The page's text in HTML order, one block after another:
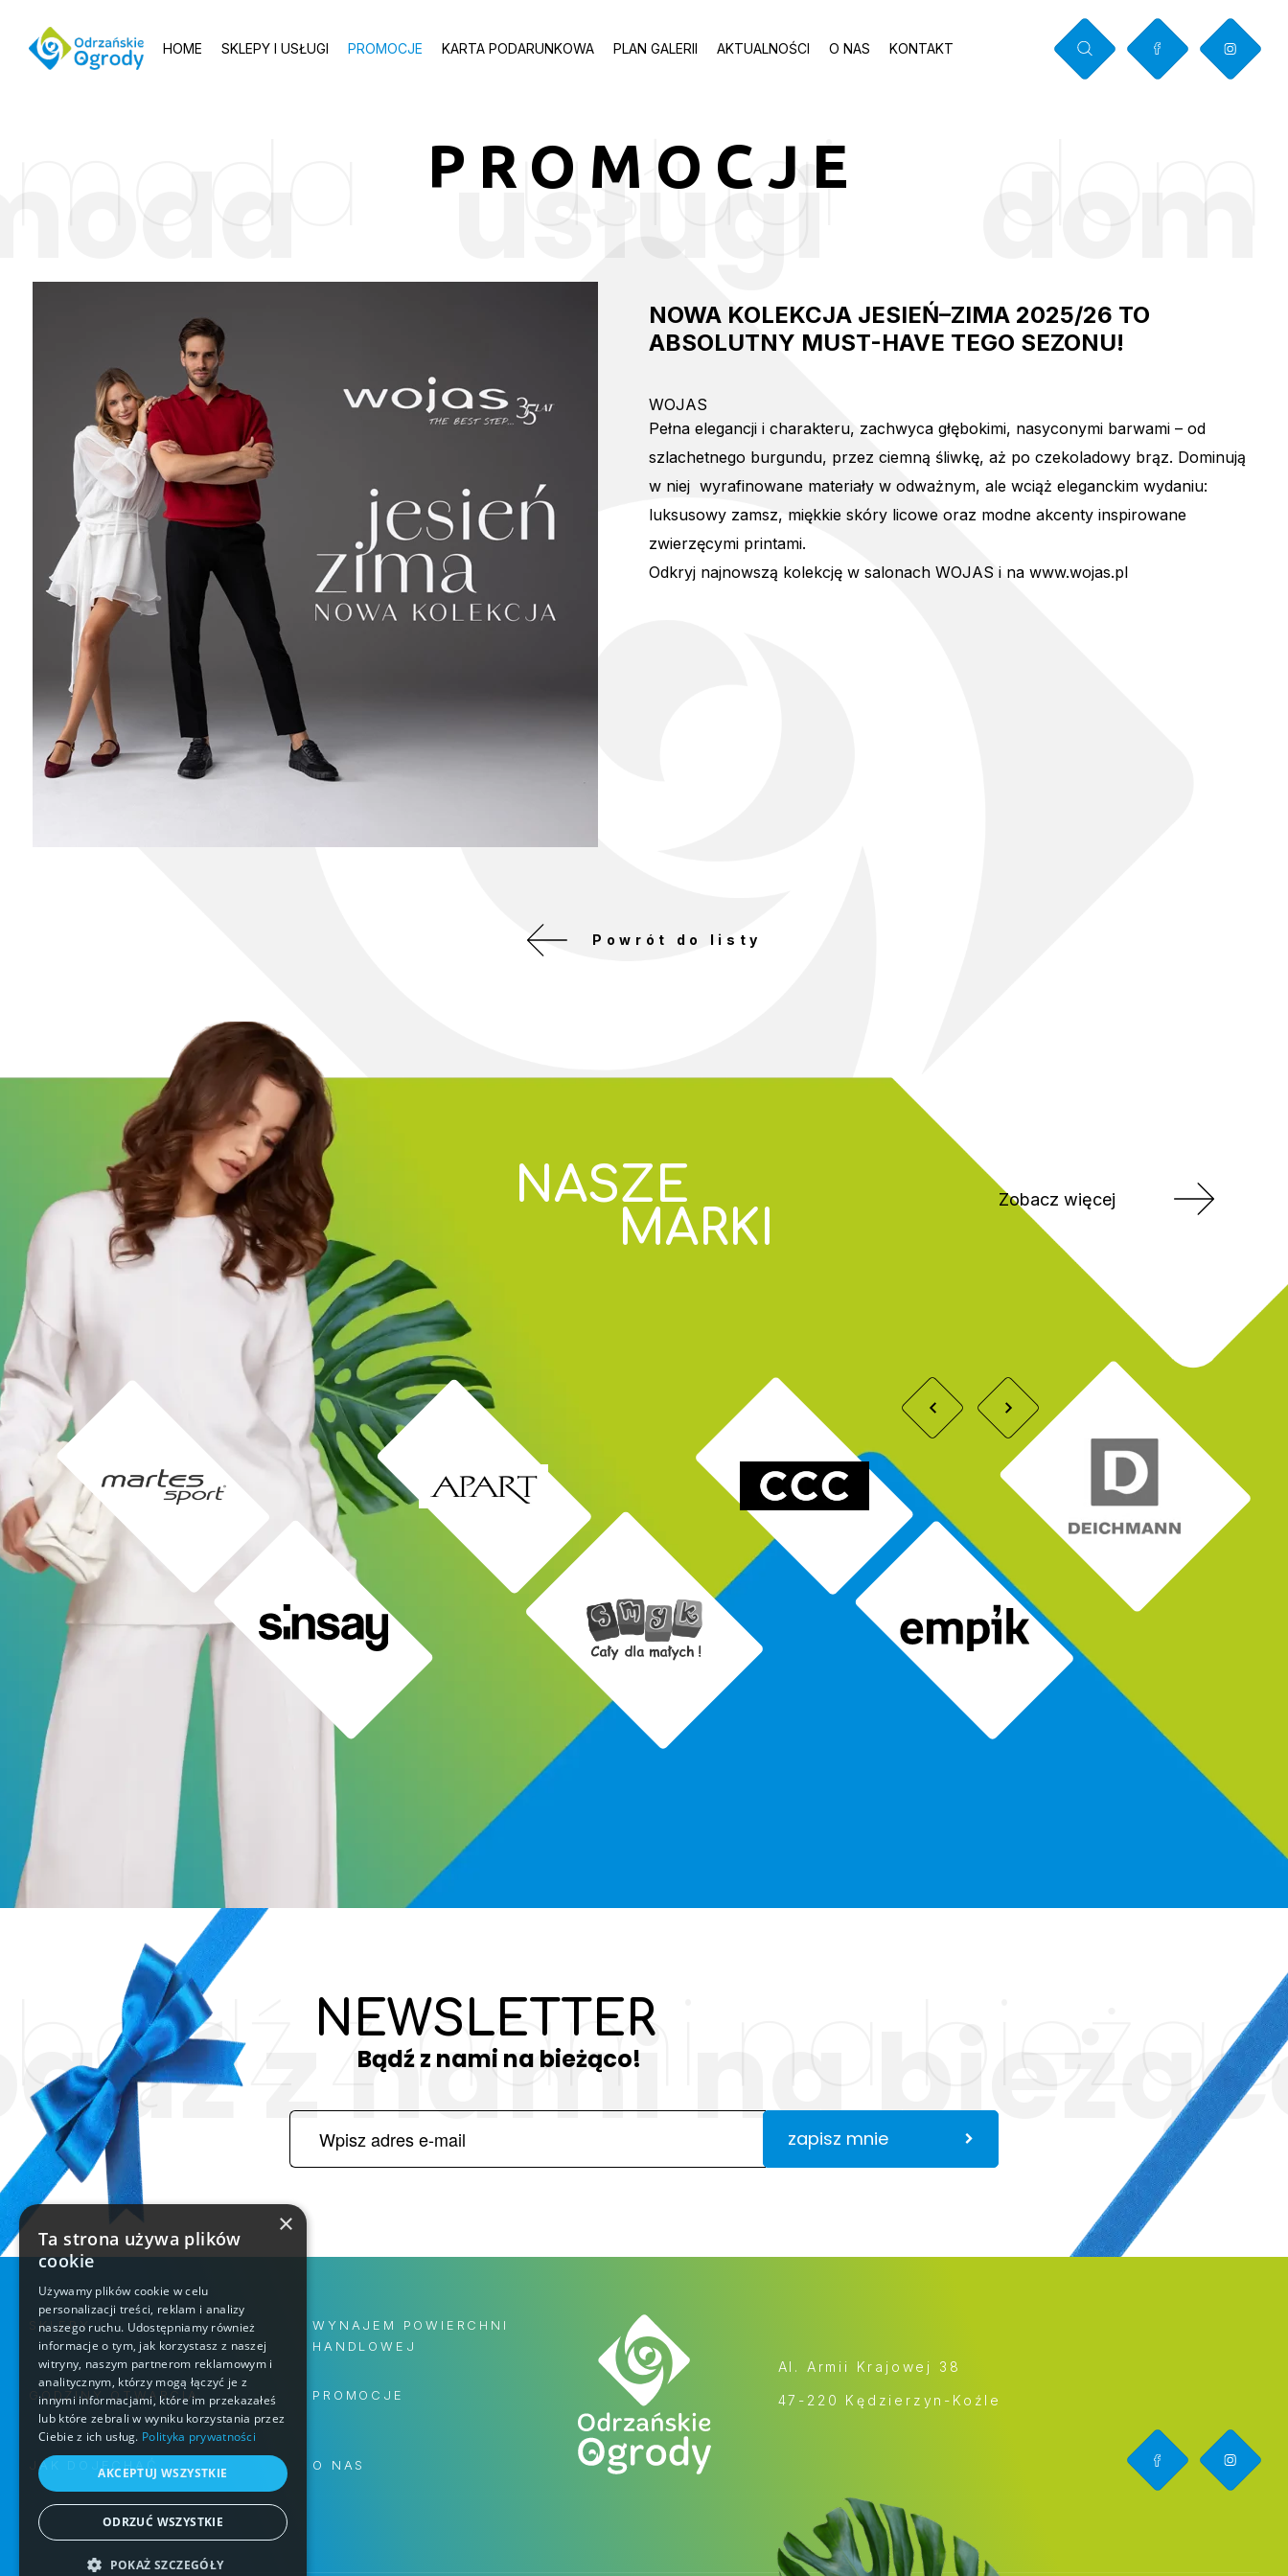
HOME SKLEPY I USŁUGI PROMOCJE KARTA PODARUNKOWA PLAN GALERII AKTUALNOŚCI O NAS KONTAKT
PROMOCJE
usługi dom
moda usługi dom
NOWA KOLEKCJA JESIEŃ–ZIMA 2025/26 TO
ABSOLUTNY MUST-HAVE TEGO SEZONU!
WOJAS
Pełna elegancji i charakteru, zachwyca głębokimi, nasyconymi barwami – od
szlachetnego burgundu, przez ciemną śliwkę, aż po czekoladowy brąz. Dominują
w niej wyrafinowane materiały w odważnym, ale wciąż eleganckim wydaniu:
luksusowy zamsz, miękkie skóry licowe oraz modne akcenty inspirowane
zwierzęcymi printami.
Odkryj najnowszą kolekcję w salonach WOJAS i nawww.wojas.pl
Powrót do listy
NASZE
MARKI
Zobacz więcej
z nami na
bądź z nami na
NEWSLETTER
Bądź z nami na bieżąco!
zapisz mnie
SKLEPY
GODZINY OTWARCIA
JAK DOJECHAĆ
WYNAJEM POWIERCHNI
HANDLOWEJ
PROMOCJE
O NAS
Al. Armii Krajowej 38
47-220 Kędzierzyn-Koźle
×
Ta strona używa plików
cookie
Używamy plików cookie w celu
personalizacji treści, reklam i analizy
naszego ruchu. Udostępniamy również
informacje o tym, jak korzystasz z naszej
witryny, naszym partnerom reklamowym i
analitycznym, którzy mogą łączyć je z
innymi informacjami, które im przekazałeś
lub które zebrali w wyniku korzystania przez
Ciebie z ich usług. Polityka prywatności
AKCEPTUJ WSZYSTKIE
ODRZUĆ WSZYSTKIE
POKAŻ SZCZEGÓŁY